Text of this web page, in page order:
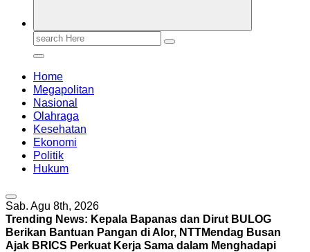
Search
Home
Megapolitan
Nasional
Olahraga
Kesehatan
Ekonomi
Politik
Hukum
Sab. Agu 8th, 2026
Trending News: Kepala Bapanas dan Dirut BULOG
Berikan Bantuan Pangan di Alor, NTTMendag Busan
Ajak BRICS Perkuat Kerja Sama dalam Menghadapi